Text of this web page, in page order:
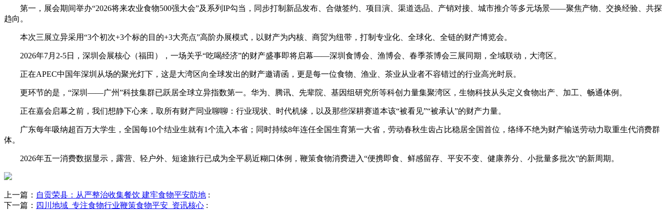
第一，展会期间举办“2026将来农业食物500强大会”及系列IP勾当，同步打制新品发布、合做签约、项目演、渠道选品、产销对接、城市推介等多元场景——聚焦产物、交换经验、共探
趋向。
本次三展立异采用“3个初次+3个标的目的+3大亮点”高阶办展模式，以财产为内核、商贸为纽带，打制专业化、全球化、全链的财产博览会。
2026年7月2-5日，深圳会展核心（福田），一场关乎“吃喝经济”的财产盛事即将启幕——深圳食博会、渔博会、春季茶博会三展同期，全域联动，大湾区。
正在APEC中国年深圳从场的聚光灯下，这是大湾区向全球发出的财产邀请函，更是每一位食物、渔业、茶业从业者不容错过的行业高光时辰。
更环节的是，“深圳——广州”科技集群已跃居全球立异指数第一。华为、腾讯、先辈院、基因组研究所等科创力量集聚湾区，生物科技从头定义食物出产、加工、畅通体例。
正在嘉会启幕之前，我们想静下心来，取所有财产同业聊聊：行业现状、时代机缘，以及那些深耕赛道本该“被看见”“被承认”的财产力量。
广东每年吸纳超百万大学生，全国每10个结业生就有1个流入本省；同时持续8年连任全国生育第一大省，劳动春秋生齿占比稳居全国首位，络绎不绝为财产输送劳动力取重生代消费群
体。
2026年五一消费数据显示，露营、轻户外、短途旅行已成为全平易近糊口体例，鞭策食物消费进入“便携即食、鲜感留存、平安不变、健康养分、小批量多批次”的新周期。
上一篇： 自贡荣县：从严整治收集餐饮 建牢食物平安防地 :
下一篇： 四川地域_专注食物行业鞭策食物平安_资讯核心 :